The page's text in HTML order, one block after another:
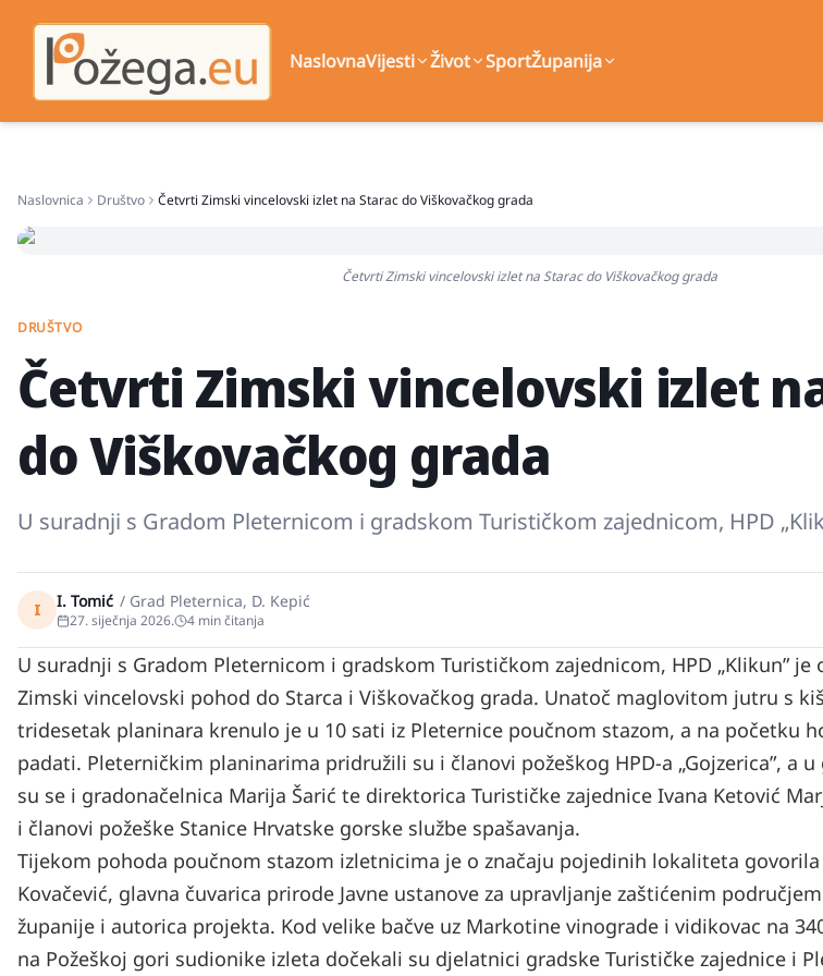
NaslovnaVijesti Život SportŽupanija
Naslovnica Društvo Četvrti Zimski vincelovski izlet na Starac do Viškovačkog grada
Četvrti Zimski vincelovski izlet na Starac do Viškovačkog grada
DRUŠTVO
Četvrti Zimski vincelovski izlet
do Viškovačkog grada
U suradnji s Gradom Pleternicom i gradskom Turističkom zajednicom, HPD
I I. Tomić / Grad Pleternica, D. Kepić
27. siječnja 2026. 4 min čitanja
U suradnji s Gradom Pleternicom i gradskom Turističkom zajednicom, HPD „Klikun” je
Zimski vincelovski pohod do Starca i Viškovačkog grada. Unatoč maglovitom jutru s
tridesetak planinara krenulo je u 10 sati iz Pleternice poučnom stazom, a na početku
padati. Pleterničkim planinarima pridružili su i članovi požeškog HPD-a „Gojzerica”, a
su se i gradonačelnica Marija Šarić te direktorica Turističke zajednice Ivana Ketović
i članovi požeške Stanice Hrvatske gorske službe spašavanja.
Tijekom pohoda poučnom stazom izletnicima je o značaju pojedinih lokaliteta govorila
Kovačević, glavna čuvarica prirode Javne ustanove za upravljanje zaštićenim
županije i autorica projekta. Kod velike bačve uz Markotine vinograde i vidikovac na
na Požeškoj gori sudionike izleta dočekali su djelatnici gradske Turističke zajednice i